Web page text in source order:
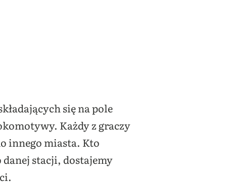
się na pole
Każdy z graczy
innego miasta. Kto
stacji, dostajemy